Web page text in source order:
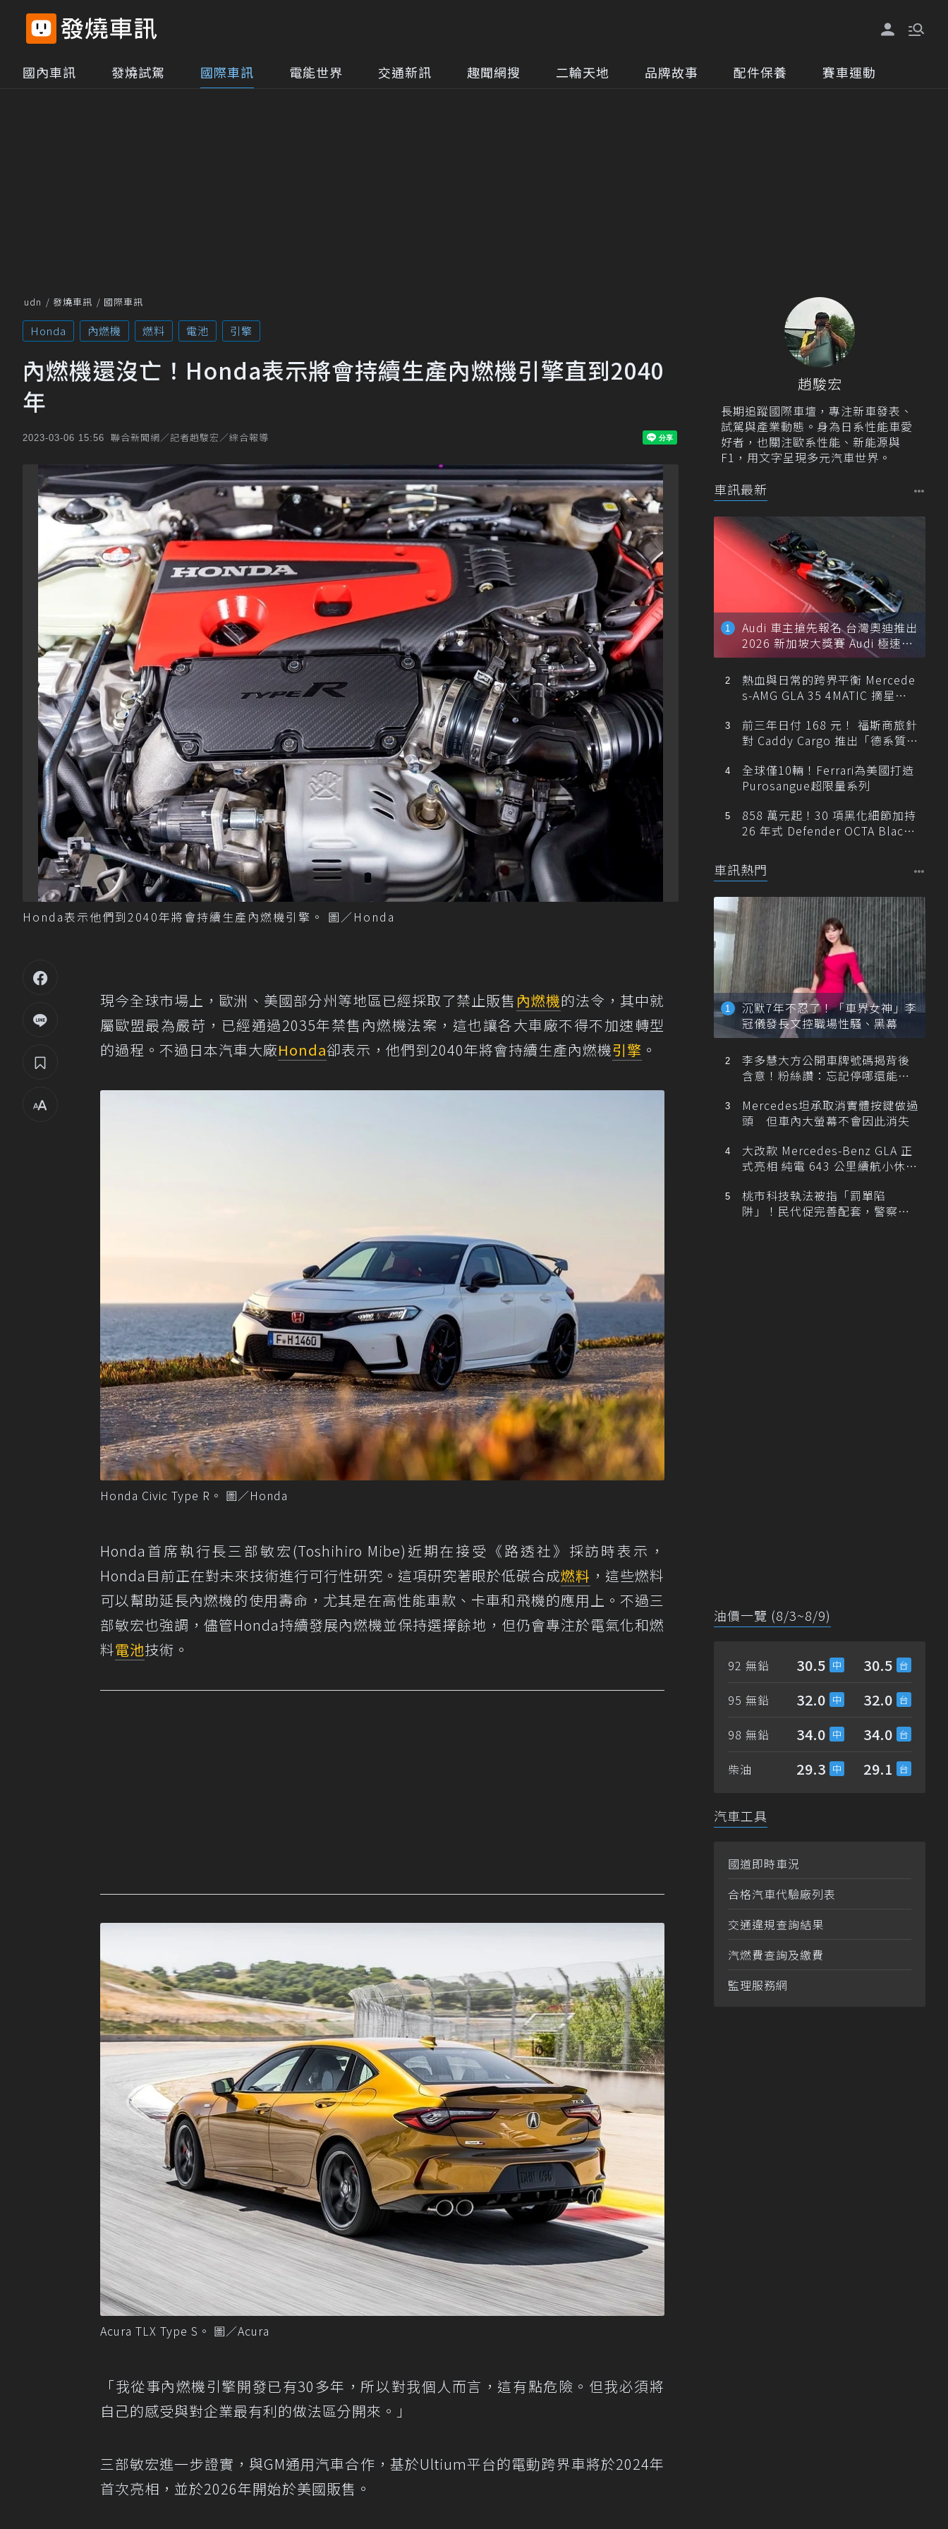
國內車訊 發燒試駕 國際車訊 電能世界 交通新訊 趣聞網搜 二輪天地 品牌故事 配件保養 賽車運動
udn 發燒車訊 國際車訊
Honda 內燃機 燃料 電池 引擎
內燃機還沒亡！Honda表示將會持續生產內燃機引擎直到2040
年
2023-03-06 15:56 聯合新聞網／記者趙駿宏／綜合報導
Honda表示他們到2040年將會持續生產內燃機引擎。 圖／Honda
現今全球市場上，歐洲、美國部分州等地區已經採取了禁止販售 內燃機的法令，其中就
屬歐盟最為嚴苛，已經通過2035年禁售內燃機法案，這也讓各大車廠不得不加速轉型
的過程。不過日本汽車大廠Honda卻表示，他們到2040年將會持續生產內燃機引擎 。
Honda Civic Type R。 圖／Honda
Honda首席執行長三部敏宏(Toshihiro Mibe)近期在接受《路透社》採訪時表示，
Honda目前正在對未來技術進行可行性研究。這項研究著眼於低碳合成燃料 ，這些燃料
可以幫助延長內燃機的使用壽命，尤其是在高性能車款、卡車和飛機的應用上。不過三
部敏宏也強調，儘管Honda持續發展內燃機並保持選擇餘地，但仍會專注於電氣化和燃
料電池技術。
Acura TLX Type S。 圖／Acura
「我從事內燃機引擎開發已有30多年，所以對我個人而言，這有點危險。但我必須將
自己的感受與對企業最有利的做法區分開來。」
三部敏宏進一步證實，與GM通用汽車合作，基於Ultium平台的電動跨界車將於2024年
首次亮相，並於2026年開始於美國販售。
趙駿宏
長期追蹤國際車壇，專注新車發表、
試駕與產業動態。身為日系性能車愛
好者，也關注歐系性能、新能源與
F1，用文字呈現多元汽車世界。
車訊最新
Audi 車主搶先報名 台灣奧迪推出
2026 新加坡大獎賽 Audi 極速之
旅
熱血與日常的跨界平衡 Mercede
s-AMG GLA 35 4MATIC 摘星版
前三年日付 168 元！ 福斯商旅針
對 Caddy Cargo 推出「德系質感
全球僅10輛！Ferrari為美國打造
Purosangue超限量系列
858 萬元起！30 項黑化細節加持
26 年式 Defender OCTA Black
車訊熱門
沉默7年不忍了！「車界女神」李
冠儀發長文控職場性騷、黑幕
李多慧大方公開車牌號碼揭背後
含意！粉絲讚：忘記停哪還能幫
Mercedes坦承取消實體按鍵做過
頭 但車內大螢幕不會因此消失
大改款 Mercedes-Benz GLA 正
式亮相 純電 643 公里續航小休
桃市科技執法被指「罰單陷
阱」！民代促完善配套，警察局
油價一覽 (8/3~8/9)
92 無鉛 30.5 30.5
95 無鉛 32.0 32.0
98 無鉛 34.0 34.0
柴油 29.3 29.1
汽車工具
國道即時車況
合格汽車代驗廠列表
交通違規查詢結果
汽燃費查詢及繳費
監理服務網